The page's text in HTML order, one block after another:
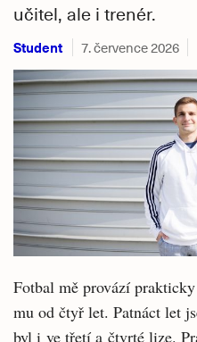
učitel, ale i trenér.
Student 7. července 2026
Fotbal mě provází
mu od čtyř let. Patnáct let
byl i ve třetí a čtvrté lize.